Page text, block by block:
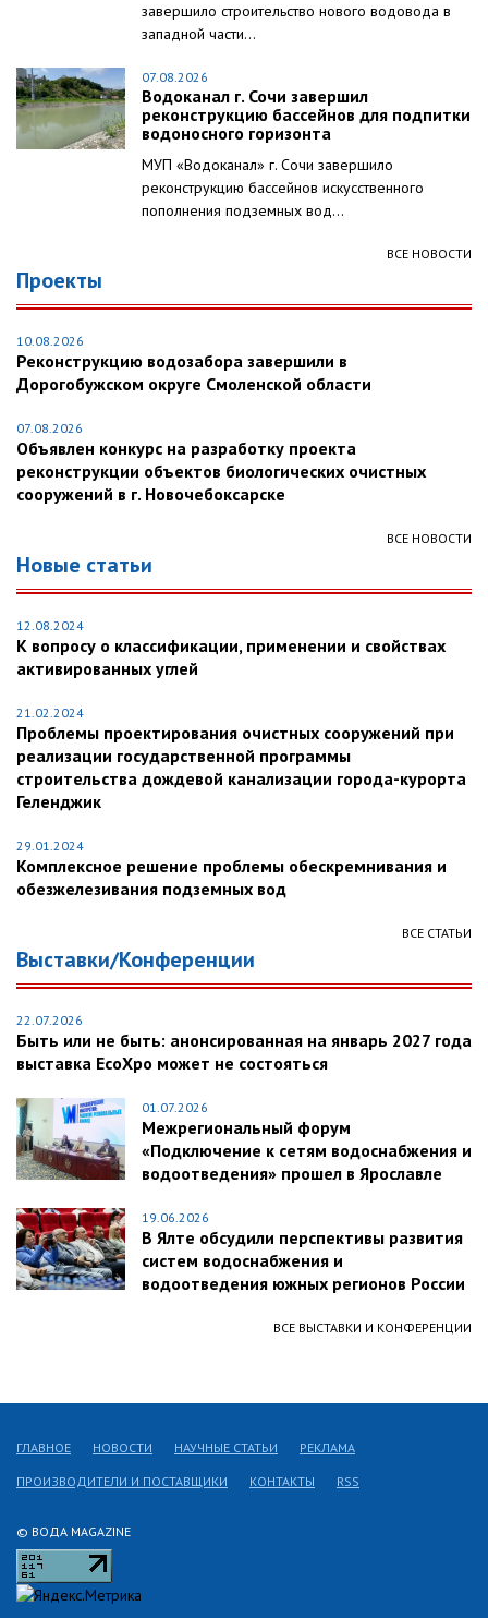
завершило строительство нового водовода в
западной части...
07.08.2026
Водоканал г. Сочи завершил
реконструкцию бассейнов для подпитки
водоносного горизонта
МУП «Водоканал» г. Сочи завершило
реконструкцию бассейнов искусственного
пополнения подземных вод...
ВСЕ НОВОСТИ
Проекты
10.08.2026
Реконструкцию водозабора завершили в
Дорогобужском округе Смоленской области
07.08.2026
Объявлен конкурс на разработку проекта
реконструкции объектов биологических очистных
сооружений в г. Новочебоксарске
ВСЕ НОВОСТИ
Новые статьи
12.08.2024
К вопросу о классификации, применении и свойствах
активированных углей
21.02.2024
Проблемы проектирования очистных сооружений при
реализации государственной программы
строительства дождевой канализации города-курорта
Геленджик
29.01.2024
Комплексное решение проблемы обескремнивания и
обезжелезивания подземных вод
ВСЕ СТАТЬИ
Выставки/Конференции
22.07.2026
Быть или не быть: анонсированная на январь 2027 года
выставка EcoXpo может не состояться
01.07.2026
Межрегиональный форум
«Подключение к сетям водоснабжения и
водоотведения» прошел в Ярославле
19.06.2026
В Ялте обсудили перспективы развития
систем водоснабжения и
водоотведения южных регионов России
ВСЕ ВЫСТАВКИ И КОНФЕРЕНЦИИ
© ВОДА MAGAZINE
ГЛАВНОЕ НОВОСТИ НАУЧНЫЕ СТАТЬИ РЕКЛАМА
ПРОИЗВОДИТЕЛИ И ПОСТАВЩИКИ КОНТАКТЫ RSS